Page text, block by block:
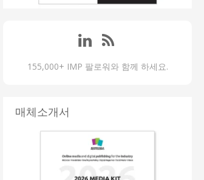
155,000+ IMP 팔로워와 함께 하세요.
매체소개서